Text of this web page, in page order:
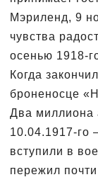
Мэриленд, 9
чувства
осенью 1918-
Когда
броненосце
Два миллиона
10.04.1917-го
вступили в
пережил